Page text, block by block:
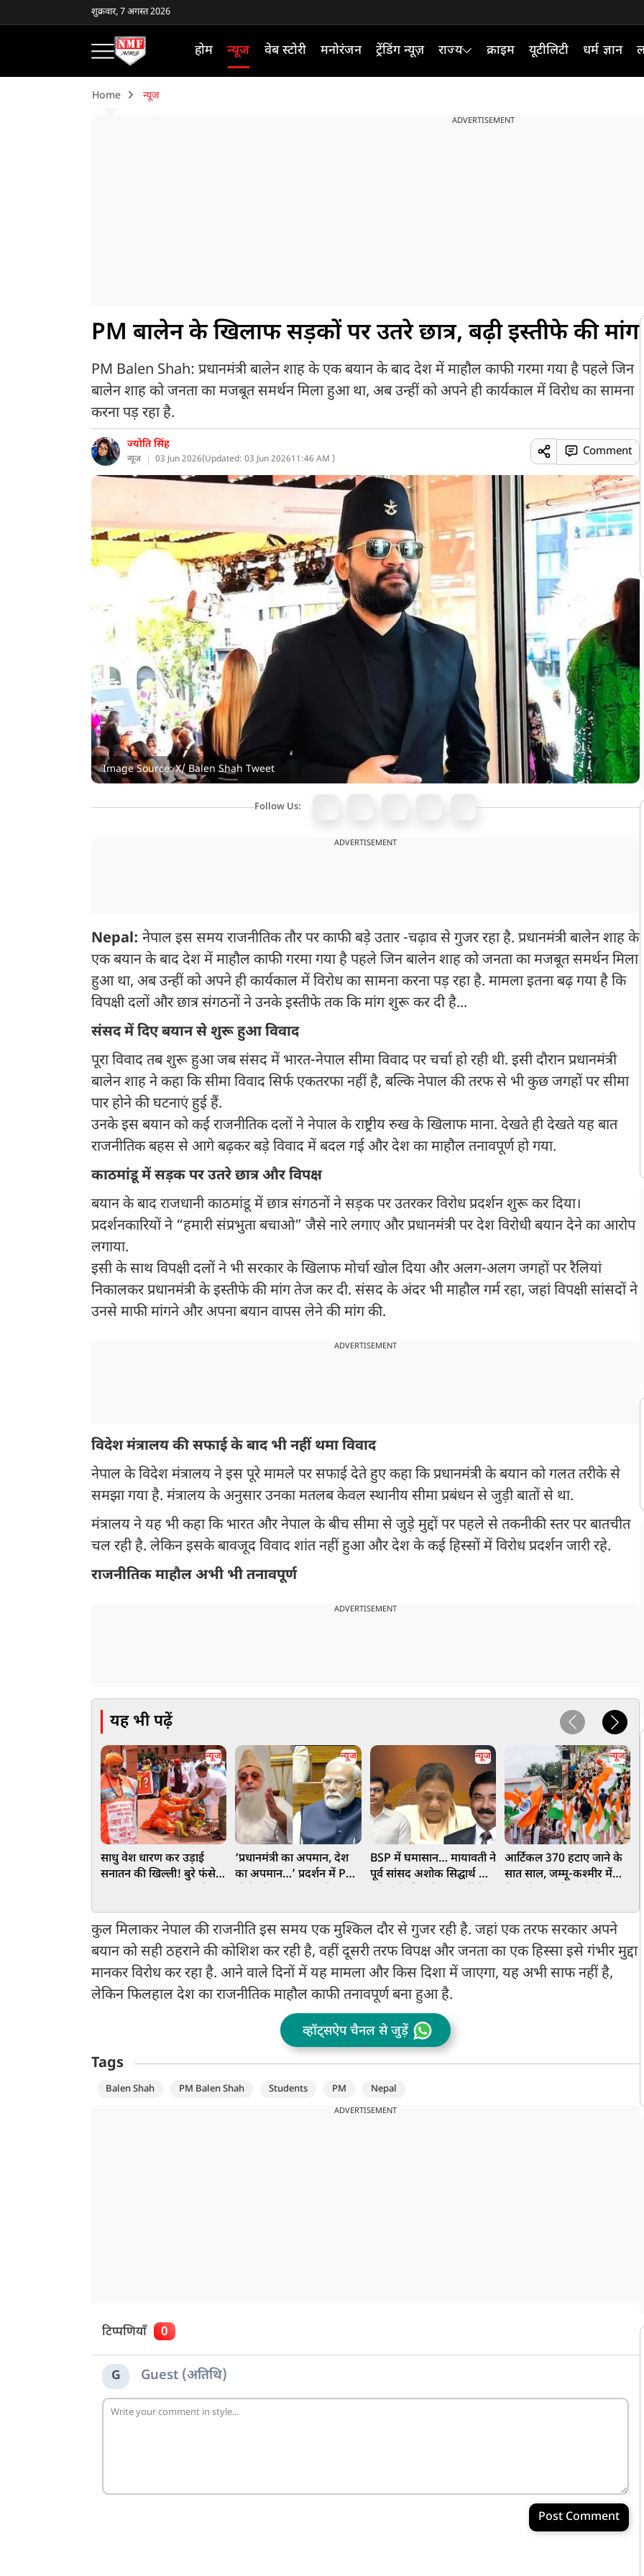
शुक्रवार, 7 अगस्त 2026
होम न्यूज वेब स्टोरी मनोरंजन ट्रेंडिंग न्यूज़ राज्य क्राइम यूटीलिटी धर्म ज्ञान
Home न्यूज
ADVERTISEMENT
PM बालेन के खिलाफ सड़कों पर उतरे छात्र, बढ़ी इस्तीफे की मांग
PM Balen Shah: प्रधानमंत्री बालेन शाह के एक बयान के बाद देश में माहौल काफी गरमा गया है पहले जिन
बालेन शाह को जनता का मजबूत समर्थन मिला हुआ था, अब उन्हीं को अपने ही कार्यकाल में विरोध का सामना
करना पड़ रहा है.
ज्योति सिंह
न्यूज 03 Jun 2026(Updated: 03 Jun 202611:46 AM )
Comment
Image Source: X/ Balen Shah Tweet
Follow Us:
ADVERTISEMENT
Nepal: नेपाल इस समय राजनीतिक तौर पर काफी बड़े उतार -चढ़ाव से गुजर रहा है. प्रधानमंत्री बालेन शाह के
एक बयान के बाद देश में माहौल काफी गरमा गया है पहले जिन बालेन शाह को जनता का मजबूत समर्थन मिला
हुआ था, अब उन्हीं को अपने ही कार्यकाल में विरोध का सामना करना पड़ रहा है. मामला इतना बढ़ गया है कि
विपक्षी दलों और छात्र संगठनों ने उनके इस्तीफे तक कि मांग शुरू कर दी है...
संसद में दिए बयान से शुरू हुआ विवाद
पूरा विवाद तब शुरू हुआ जब संसद में भारत-नेपाल सीमा विवाद पर चर्चा हो रही थी. इसी दौरान प्रधानमंत्री
बालेन शाह ने कहा कि सीमा विवाद सिर्फ एकतरफा नहीं है, बल्कि नेपाल की तरफ से भी कुछ जगहों पर सीमा
पार होने की घटनाएं हुई हैं.
उनके इस बयान को कई राजनीतिक दलों ने नेपाल के राष्ट्रीय रुख के खिलाफ माना. देखते ही देखते यह बात
राजनीतिक बहस से आगे बढ़कर बड़े विवाद में बदल गई और देश का माहौल तनावपूर्ण हो गया.
काठमांडू में सड़क पर उतरे छात्र और विपक्ष
बयान के बाद राजधानी काठमांडू में छात्र संगठनों ने सड़क पर उतरकर विरोध प्रदर्शन शुरू कर दिया।
प्रदर्शनकारियों ने “हमारी संप्रभुता बचाओ” जैसे नारे लगाए और प्रधानमंत्री पर देश विरोधी बयान देने का आरोप
लगाया.
इसी के साथ विपक्षी दलों ने भी सरकार के खिलाफ मोर्चा खोल दिया और अलग-अलग जगहों पर रैलियां
निकालकर प्रधानमंत्री के इस्तीफे की मांग तेज कर दी. संसद के अंदर भी माहौल गर्म रहा, जहां विपक्षी सांसदों ने
उनसे माफी मांगने और अपना बयान वापस लेने की मांग की.
ADVERTISEMENT
विदेश मंत्रालय की सफाई के बाद भी नहीं थमा विवाद
नेपाल के विदेश मंत्रालय ने इस पूरे मामले पर सफाई देते हुए कहा कि प्रधानमंत्री के बयान को गलत तरीके से
समझा गया है. मंत्रालय के अनुसार उनका मतलब केवल स्थानीय सीमा प्रबंधन से जुड़ी बातों से था.
मंत्रालय ने यह भी कहा कि भारत और नेपाल के बीच सीमा से जुड़े मुद्दों पर पहले से तकनीकी स्तर पर बातचीत
चल रही है. लेकिन इसके बावजूद विवाद शांत नहीं हुआ और देश के कई हिस्सों में विरोध प्रदर्शन जारी रहे.
राजनीतिक माहौल अभी भी तनावपूर्ण
ADVERTISEMENT
यह भी पढ़ें
न्यूज
साधु वेश धारण कर उड़ाई
सनातन की खिल्ली! बुरे फंसे
FIR दर्ज
न्यूज
‘प्रधानमंत्री का अपमान, देश
का अपमान…’ प्रदर्शन में PM
नसीहत
न्यूज
BSP में घमासान… मायावती ने
पूर्व सांसद अशोक सिद्घार्थ को
न्यूज
आर्टिकल 370 हटाए जाने के
सात साल, जम्मू-कश्मीर में
ने दिया धरना
कुल मिलाकर नेपाल की राजनीति इस समय एक मुश्किल दौर से गुजर रही है. जहां एक तरफ सरकार अपने
बयान को सही ठहराने की कोशिश कर रही है, वहीं दूसरी तरफ विपक्ष और जनता का एक हिस्सा इसे गंभीर मुद्दा
मानकर विरोध कर रहा है. आने वाले दिनों में यह मामला और किस दिशा में जाएगा, यह अभी साफ नहीं है,
लेकिन फिलहाल देश का राजनीतिक माहौल काफी तनावपूर्ण बना हुआ है.
व्हॉट्सऐप चैनल से जुड़ें
Tags
Balen Shah PM Balen Shah Students PM Nepal
ADVERTISEMENT
टिप्पणियाँ 0
G Guest (अतिथि)
Post Comment